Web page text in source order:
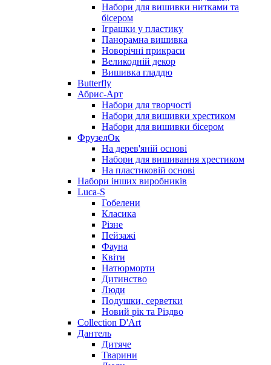
Набори для вишивки нитками та
бісером
Іграшки у пластику
Панорамна вишивка
Новорічні прикраси
Великодній декор
Вишивка гладдю
Butterfly
Абрис-Арт
Набори для творчості
Набори для вишивки хрестиком
Набори для вишивки бісером
ФрузелОк
На дерев'яній основі
Набори для вишивання хрестиком
На пластиковій основі
Набори інших виробників
Luca-S
Гобелени
Класика
Різне
Пейзажі
Фауна
Квіти
Натюрморти
Дитинство
Люди
Подушки, серветки
Новий рік та Різдво
Collection D'Art
Дантель
Дитяче
Тварини